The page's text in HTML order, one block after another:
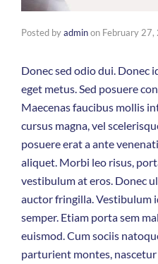
Posted byadminon February 27,
Donec sed odio dui. Donec
eget metus. Sed posuere
Maecenas faucibus mollis
cursus magna, vel
posuere erat a ante
aliquet. Morbi leo risus,
vestibulum at eros. Donec
auctor fringilla. Vestibulum
semper. Etiam porta sem
euismod. Cum sociis
parturient montes,